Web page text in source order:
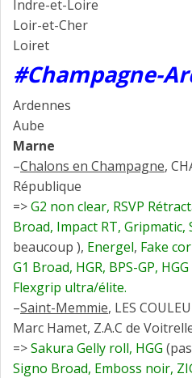
Indre-et-Loire
Loir-et-Cher
Loiret
#Champagne-
Ardennes
Aube
Marne
–Chalons en Champagne,
République
=>G2 non clear, RSVP
Broad, Impact RT, Gripmatic,
beaucoup ), Energel, Fake
G1 Broad, HGR, BPS-GP,
Flexgrip ultra/élite.
–Saint-Memmie, LES
Marc Hamet, Z.A.C de
=>Sakura Gelly roll, HGG
Signo Broad, Emboss noir,